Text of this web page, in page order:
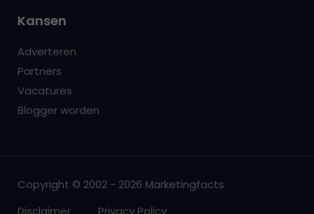
Kansen
Adverteren
Partners
Vacatures
Blogger worden
Copyright © 2002 - 2026 Marketingfacts
Disclaimer
Privacy Policy